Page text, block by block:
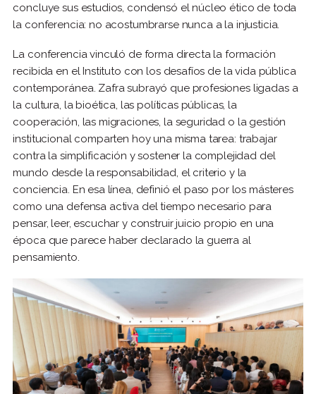
concluye sus estudios, condensó el núcleo ético de toda
la conferencia: no acostumbrarse nunca a la injusticia.
La conferencia vinculó de forma directa la formación
recibida en el Instituto con los desafíos de la vida pública
contemporánea. Zafra subrayó que profesiones ligadas a
la cultura, la bioética, las políticas públicas, la
cooperación, las migraciones, la seguridad o la gestión
institucional comparten hoy una misma tarea: trabajar
contra la simplificación y sostener la complejidad del
mundo desde la responsabilidad, el criterio y la
conciencia. En esa línea, definió el paso por los másteres
como una defensa activa del tiempo necesario para
pensar, leer, escuchar y construir juicio propio en una
época que parece haber declarado la guerra al
pensamiento.